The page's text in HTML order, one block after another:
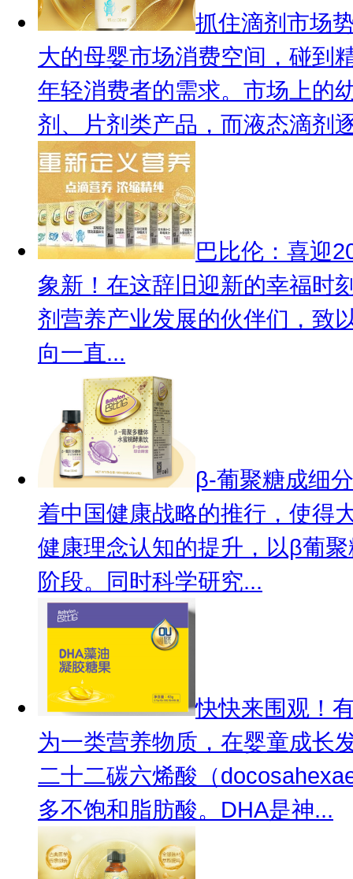
抓住滴剂市场
大的母婴市场消费空间，碰到
年轻消费者的需求。市场上的
剂、片剂类产品，而液态滴剂
巴比伦：喜迎
象新！在这辞旧迎新的幸福
剂营养产业发展的伙伴们，致
向一直...
β-葡聚糖成细
着中国健康战略的推行，使得
健康理念认知的提升，以β葡
阶段。同时科学研究...
快快来围观！
为一类营养物质，在婴童成长
二十二碳六烯酸（
多不饱和脂肪酸。DHA是神...